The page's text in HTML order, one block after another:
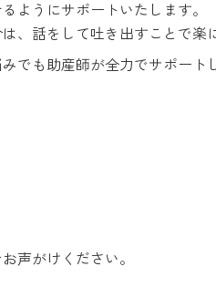
ようにサポートいたします。
話をして吐き出すことで楽
でも助産師が全力でサポー
声がけください。